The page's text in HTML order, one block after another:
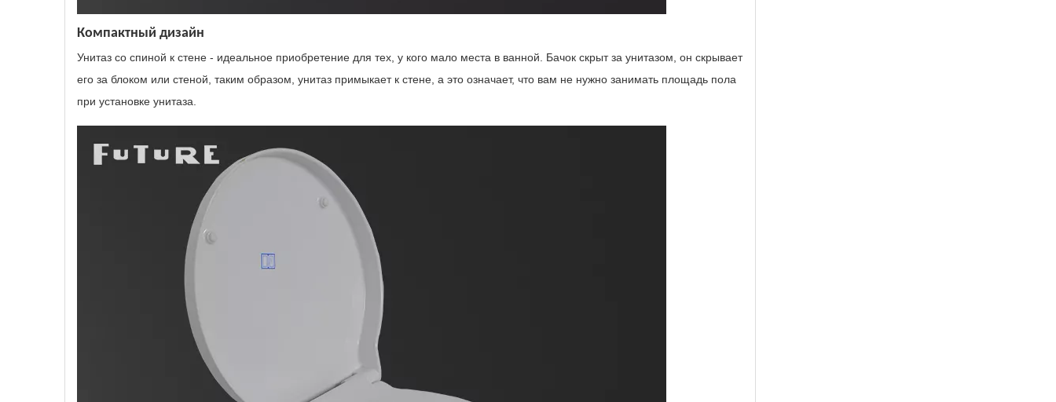
Компактный дизайн
Унитаз со спиной к стене - идеальное приобретение для тех, у кого мало места в ванной. Бачок скрыт за унитазом, он скрывает
его за блоком или стеной, таким образом, унитаз примыкает к стене, а это означает, что вам не нужно занимать площадь пола
при установке унитаза.